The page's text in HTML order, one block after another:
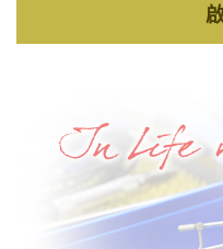
14
15
中風患者及照顧
訊篇
17
"Art Like" 自療
花創作